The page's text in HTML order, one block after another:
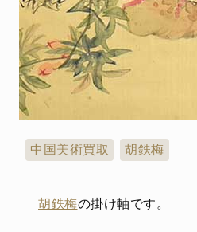
中国美術買取 胡鉄梅
胡鉄梅の掛け軸です。